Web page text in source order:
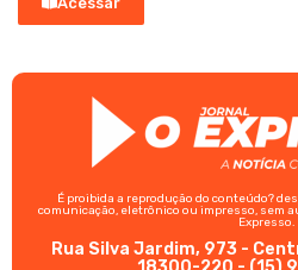
É proibida a reprodução do conteúdo?
comunicação, eletrônico ou impresso, sem
Expresso.
Rua Silva Jardim, 973 -